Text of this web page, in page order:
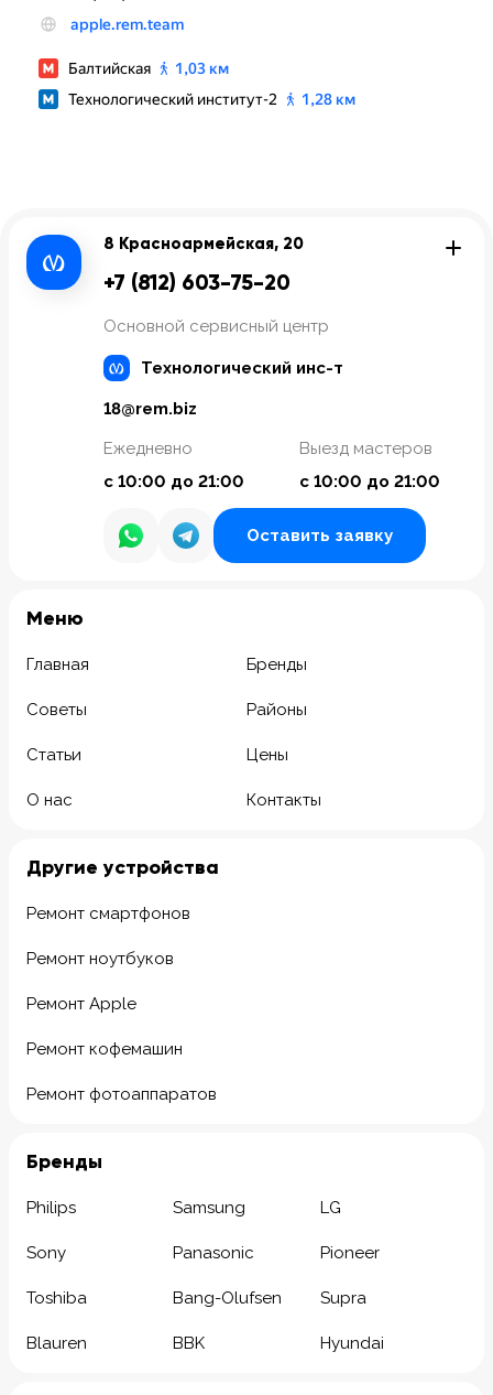
8 Красноармейская, 20
+7 (812) 603-75-20
Основной сервисный центр
Технологический инс-т
18@rem.biz
Ежедневно
с 10:00 до 21:00
Выезд мастеров
с 10:00 до 21:00
Оставить заявку
Meню
Главная Бренды
Советы Районы
Статьи Цены
О нас Контакты
Другие устройства
Ремонт смартфонов
Ремонт ноутбуков
Ремонт Apple
Ремонт кофемашин
Ремонт фотоаппаратов
Бренды
Philips Samsung LG
Sony Panasonic Pioneer
Toshiba Bang-Olufsen Supra
Blauren BBK Hyundai